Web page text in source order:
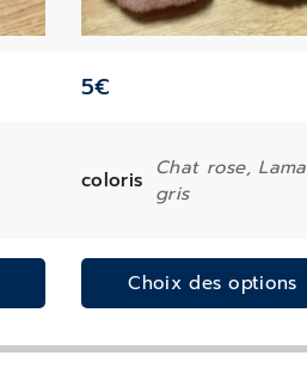
5€
coloris Chat rose, Lama
gris
Choix des options